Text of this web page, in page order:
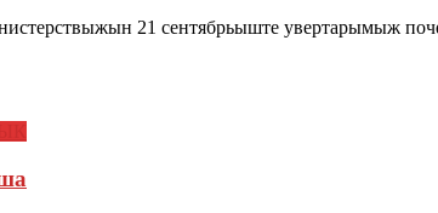
21 сентябрьыште увертарымыж